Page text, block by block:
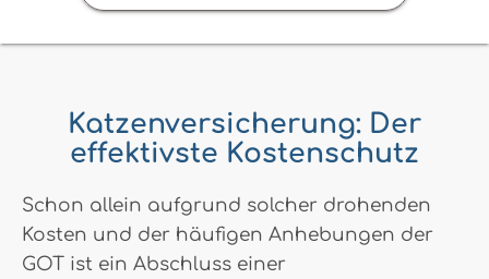
Katzenversicherung: Der
effektivste Kostenschutz
Schon allein aufgrund solcher drohenden
Kosten und der häufigen Anhebungen der
GOT ist ein Abschluss einer